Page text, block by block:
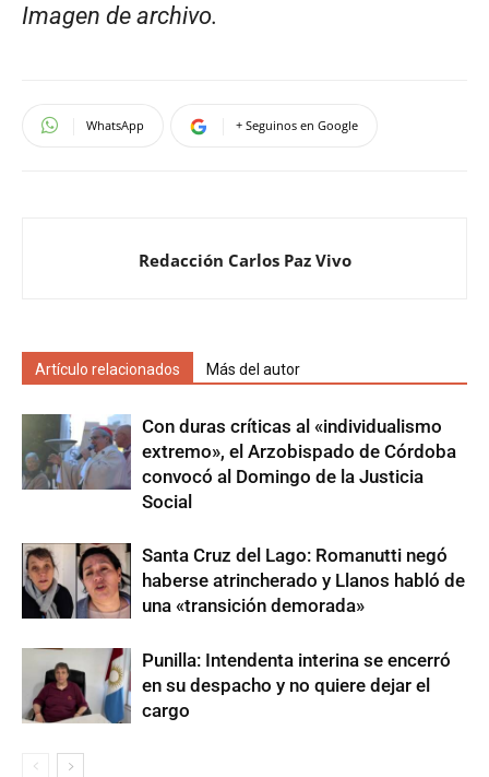
Imagen de archivo.
WhatsApp + Seguinos en Google
Redacción Carlos Paz Vivo
Artículo relacionados Más del autor
Con duras críticas al «individualismo
extremo», el Arzobispado de Córdoba
convocó al Domingo de la Justicia
Social
Santa Cruz del Lago: Romanutti negó
haberse atrincherado y Llanos habló de
una «transición demorada»
Punilla: Intendenta interina se encerró
en su despacho y no quiere dejar el
cargo